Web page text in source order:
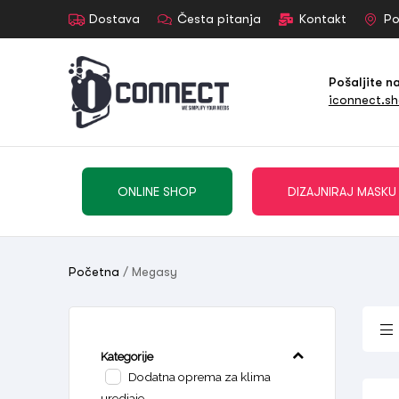
Dostava Česta pitanja Kontakt
Pošaljite
ONLINE SHOP DIZAJNIRAJ MASKU
Početna / Megasy
Kategorije
Dodatna oprema za klima